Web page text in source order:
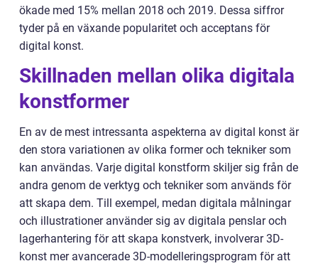
ökade med 15% mellan 2018 och 2019. Dessa siffror
tyder på en växande popularitet och acceptans för
digital konst.
Skillnaden mellan olika digitala
konstformer
En av de mest intressanta aspekterna av digital konst är
den stora variationen av olika former och tekniker som
kan användas. Varje digital konstform skiljer sig från de
andra genom de verktyg och tekniker som används för
att skapa dem. Till exempel, medan digitala målningar
och illustrationer använder sig av digitala penslar och
lagerhantering för att skapa konstverk, involverar 3D-
konst mer avancerade 3D-modelleringsprogram för att